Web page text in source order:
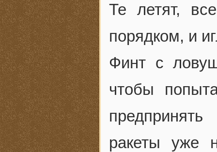
Те летят,
порядком, и
Финт с
чтобы
ракеты уже